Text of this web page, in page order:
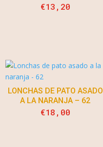
€13,20
LONCHAS DE PATO ASADO
A LA NARANJA – 62
€18,00